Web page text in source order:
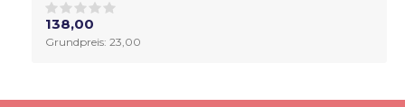
138,00
Grundpreis: 23,00